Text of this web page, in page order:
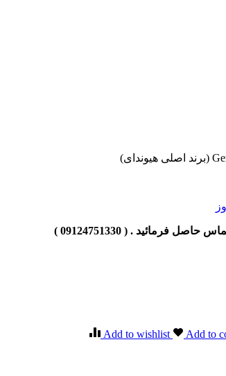
. ( 09124751330 )
Add to wishlist Add to